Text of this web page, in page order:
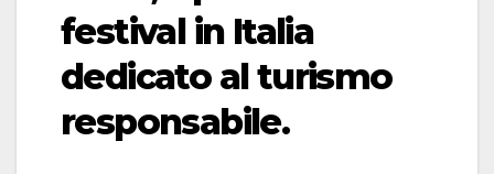
festival in Italia
dedicato al turismo
responsabile.